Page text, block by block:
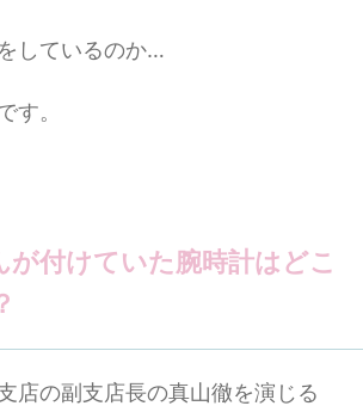
しているのか…
す。
が付けていた腕時計はどこ
店の副支店長の真山徹を演じる